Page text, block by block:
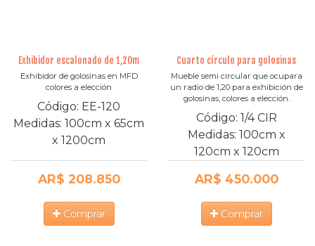
Exhibidor escalonado de 1,20m
Exhibidor de golosinas en MFD
colores a elección
Código: EE-120
Medidas: 100cm x 65cm
x 1200cm
AR$ 208.850
Comprar
Cuarto círculo para golosinas
Mueble semi circular que ocupara
un radio de 1,20 para exhibición de
golosinas, colores a elección.
Código: 1/4 CIR
Medidas: 100cm x
120cm x 120cm
AR$ 450.000
Comprar